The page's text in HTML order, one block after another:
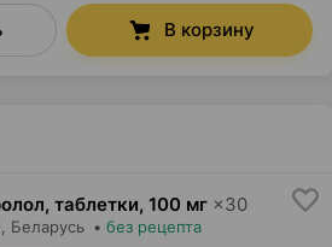
В корзину
таблетки, 100 мг ×30
, Беларусь • без рецепта